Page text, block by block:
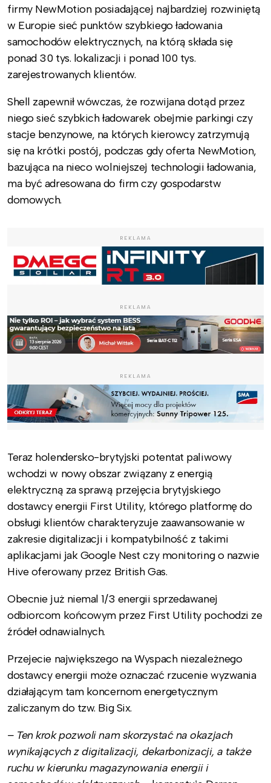
firmy NewMotion posiadającej najbardziej rozwiniętą
w Europie sieć punktów szybkiego ładowania
samochodów elektrycznych, na którą składa się
ponad 30 tys. lokalizacji i ponad 100 tys.
zarejestrowanych klientów.
Shell zapewnił wówczas, że rozwijana dotąd przez
niego sieć szybkich ładowarek obejmie parkingi czy
stacje benzynowe, na których kierowcy zatrzymują
się na krótki postój, podczas gdy oferta NewMotion,
bazująca na nieco wolniejszej technologii ładowania,
ma być adresowana do firm czy gospodarstw
domowych.
REKLAMA
REKLAMA
REKLAMA
Teraz holendersko-brytyjski potentat paliwowy
wchodzi w nowy obszar związany z energią
elektryczną za sprawą przejęcia brytyjskiego
dostawcy energii First Utility, którego platformę do
obsługi klientów charakteryzuje zaawansowanie w
zakresie digitalizacji i kompatybilność z takimi
aplikacjami jak Google Nest czy monitoring o nazwie
Hive oferowany przez British Gas.
Obecnie już niemal 1/3 energii sprzedawanej
odbiorcom końcowym przez First Utility pochodzi ze
źródeł odnawialnych.
Przejecie największego na Wyspach niezależnego
dostawcy energii może oznaczać rzucenie wyzwania
działającym tam koncernom energetycznym
zaliczanym do tzw. Big Six.
– Ten krok pozwoli nam skorzystać na okazjach
wynikających z digitalizacji, dekarbonizacji, a także
ruchu w kierunku magazynowania energii i